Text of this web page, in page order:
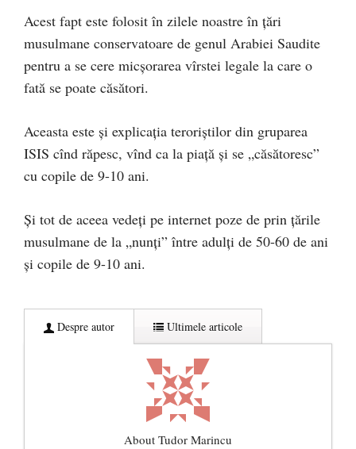
Acest fapt este folosit în zilele noastre în țări
musulmane conservatoare de genul Arabiei Saudite
pentru a se cere micșorarea vîrstei legale la care o
fată se poate căsători.
Aceasta este și explicația teroriștilor din gruparea
ISIS cînd răpesc, vînd ca la piață și se „căsătoresc”
cu copile de 9-10 ani.
Și tot de aceea vedeți pe internet poze de prin țările
musulmane de la „nunți” între adulți de 50-60 de ani
și copile de 9-10 ani.
Despre autor Ultimele articole
About Tudor Marincu